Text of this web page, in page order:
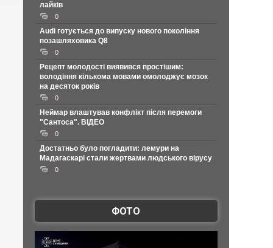
лайків
0
Audi готується до випуску нового покоління
позашляховика Q8
0
Рецепт молодості виявився простішим:
володіння кількома мовами омолоджує мозок
на десяток років
0
Неймар влаштував конфлікт після перемоги
"Сантоса". ВІДЕО
0
Достатньо було погладити: лемури на
Мадагаскарі стали жертвами людського вірусу
0
ФОТО